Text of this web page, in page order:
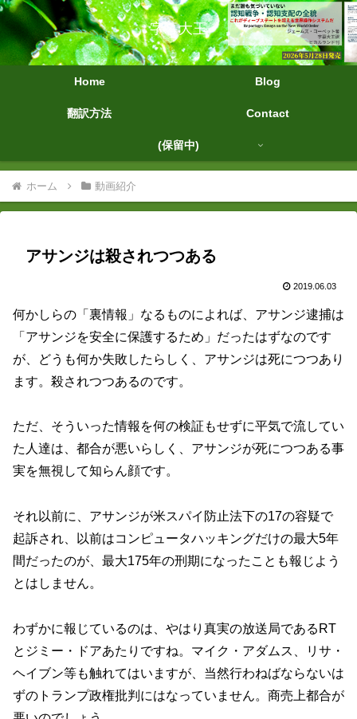
字幕大王
Home Blog
翻訳方法 Contact
(保留中)
ホーム 動画紹介
アサンジは殺されつつある
2019.06.03
何かしらの「裏情報」なるものによれば、アサンジ逮捕は
「アサンジを安全に保護するため」だったはずなのです
が、どうも何か失敗したらしく、アサンジは死につつあり
ます。殺されつつあるのです。
ただ、そういった情報を何の検証もせずに平気で流してい
た人達は、都合が悪いらしく、アサンジが死につつある事
実を無視して知らん顔です。
それ以前に、アサンジが米スパイ防止法下の17の容疑で
起訴され、以前はコンピュータハッキングだけの最大5年
間だったのが、最大175年の刑期になったことも報じよう
とはしません。
わずかに報じているのは、やはり真実の放送局であるRT
とジミー・ドアあたりですね。マイク・アダムス、リサ・
ヘイブン等も触れてはいますが、当然行わねばならないは
ずのトランプ政権批判にはなっていません。商売上都合が